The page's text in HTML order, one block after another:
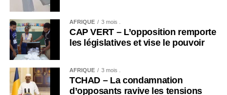
AFRIQUE 3 mois .
CAP VERT – L’opposition remporte
les législatives et vise le pouvoir
AFRIQUE 3 mois .
TCHAD – La condamnation
d’opposants ravive les tensions